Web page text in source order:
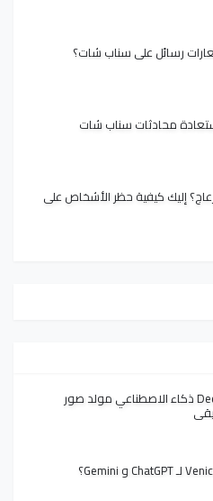
رسائل على سناب شات؟
محادثات سناب شات
إليك كيفية حظر الأشخاص على
أفضل أداة DeepAI ذكاء الاصطناعي مولد صور